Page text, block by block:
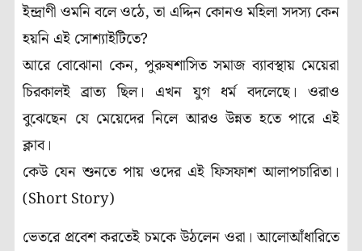
ইন্দ্রাণী ওমনি বলে ওঠে, তা এদ্দিন কোনও মহিলা সদস্য কেন
হয়নি এই সোশ্যাইটিতে?
আরে বোঝোনা কেন, পুরুষশাসিত সমাজ ব্যাবস্থায় মেয়েরা
চিরকালই ব্রাত্য ছিল। এখন যুগ ধর্ম বদলেছে। ওরাও
বুঝেছেন যে মেয়েদের নিলে আরও উন্নত হতে পারে এই
ক্লাব।
কেউ যেন শুনতে পায় ওদের এই ফিসফাশ আলাপচারিতা।
(Short Story)
ভেতরে প্রবেশ করতেই চমকে উঠলেন ওরা। আলোআঁধারিতে